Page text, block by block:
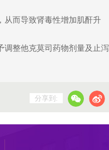
从而导致肾毒性增加肌酐升
调整他克莫司药物剂量及止泻
分享到: